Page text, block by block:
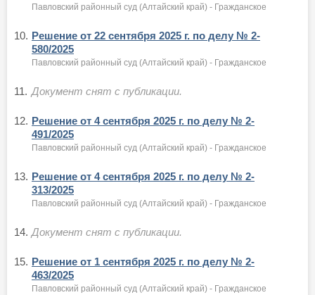
Павловский районный суд (Алтайский край) - Гражданское
10. Решение от 22 сентября 2025 г. по делу № 2-
580/2025
Павловский районный суд (Алтайский край) - Гражданское
11. Документ снят с публикации.
12. Решение от 4 сентября 2025 г. по делу № 2-
491/2025
Павловский районный суд (Алтайский край) - Гражданское
13. Решение от 4 сентября 2025 г. по делу № 2-
313/2025
Павловский районный суд (Алтайский край) - Гражданское
14. Документ снят с публикации.
15. Решение от 1 сентября 2025 г. по делу № 2-
463/2025
Павловский районный суд (Алтайский край) - Гражданское